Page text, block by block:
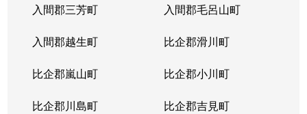
入間郡三芳町 入間郡毛呂山町
入間郡越生町 比企郡滑川町
比企郡嵐山町 比企郡小川町
比企郡川島町 比企郡吉見町